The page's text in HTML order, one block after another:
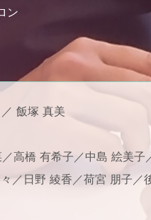
ン
飯塚 真美
高橋 有希子／中島 絵美
／日野 綾香／荷宮 朋子／